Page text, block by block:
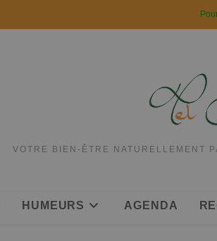
VOTRE BIEN-ÊTRE NATURELLEMENT
HUMEURS AGENDA